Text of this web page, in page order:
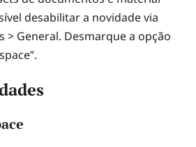
desabilitar a novidade via
> General. Desmarque a opção